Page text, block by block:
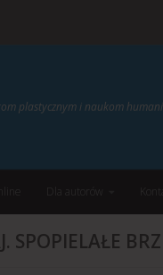
plastycznym i naukom
Dla autorów
SPOPIELAŁE